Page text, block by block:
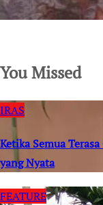
You Missed
IRAS
Ketika Semua
yang Nyata
FEATURE